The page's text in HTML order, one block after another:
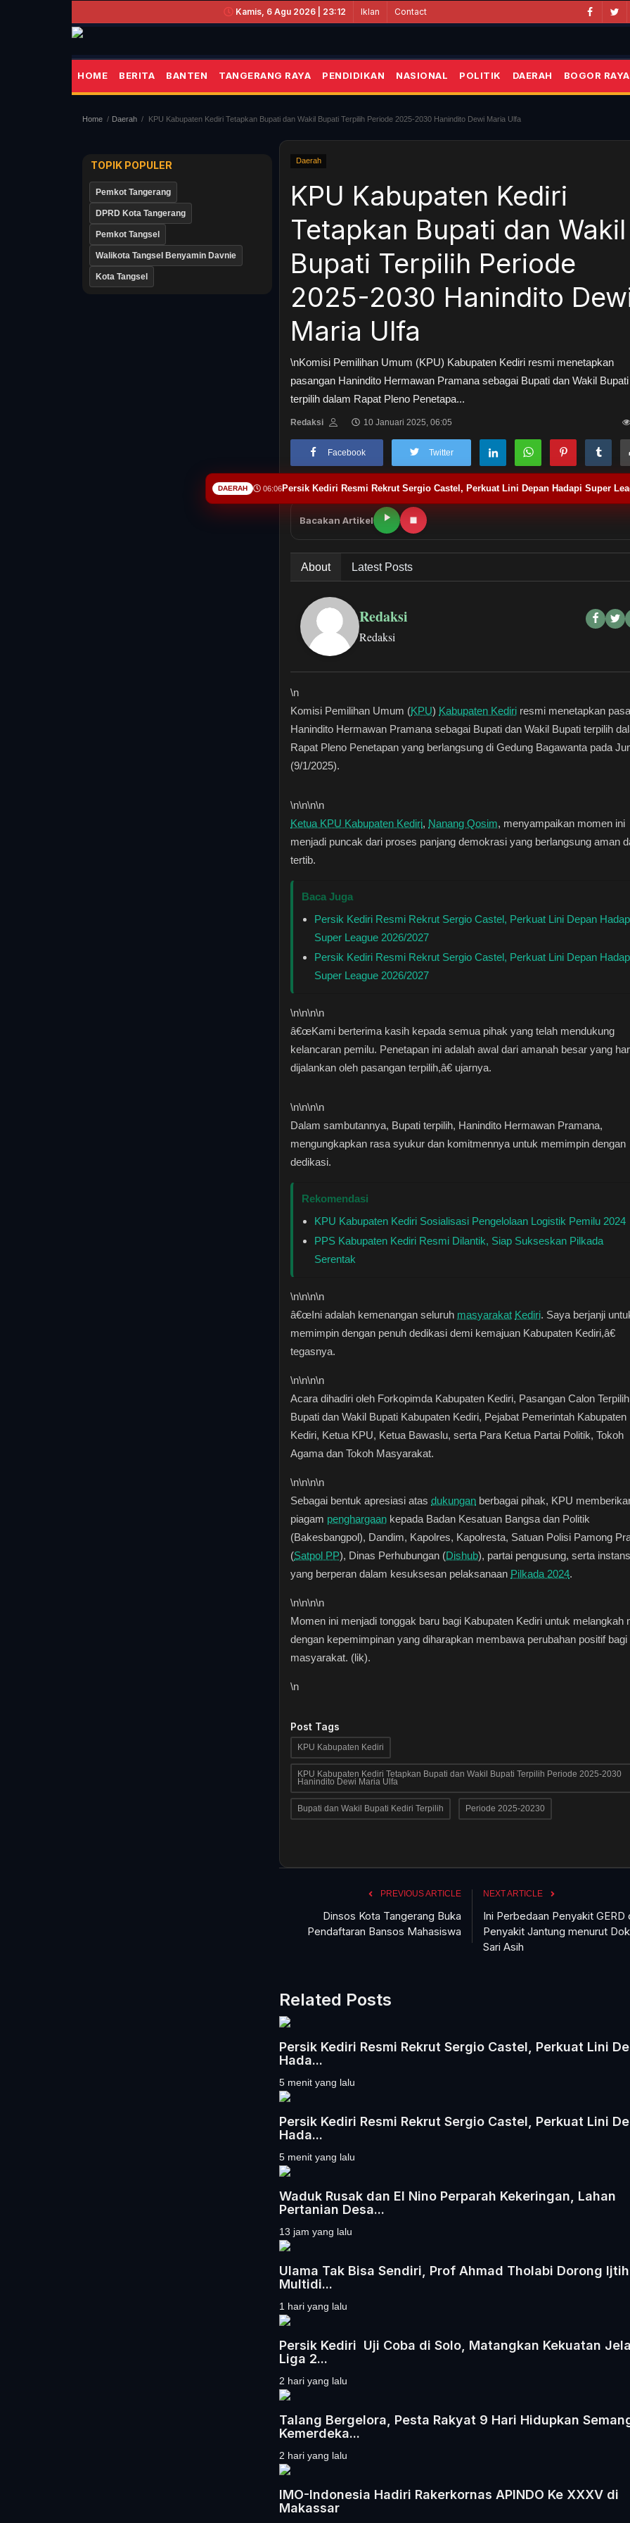
Kamis, 6 Agu 2026 | 23:12 Iklan Contact
HOME BERITA BANTEN TANGERANG RAYA PENDIDIKAN NASIONAL POLITIK DAERAH BOGOR RAYA
Home Daerah KPU Kabupaten Kediri Tetapkan Bupati dan Wakil Bupati Terpilih Periode 2025-2030 Hanindito Dewi Maria Ulfa
TOPIK POPULER
Pemkot Tangerang
DPRD Kota Tangerang
Pemkot Tangsel
Walikota Tangsel Benyamin Davnie
Kota Tangsel
Daerah
KPU Kabupaten Kediri
Tetapkan Bupati dan Wakil
Bupati Terpilih Periode
2025-2030 Hanindito
Maria Ulfa
\nKomisi Pemilihan Umum (KPU) Kabupaten Kediri resmi menetapkan
pasangan Hanindito Hermawan Pramana sebagai Bupati dan Wakil Bupati
terpilih dalam Rapat Pleno Penetapa...
Redaksi 10 Januari 2025, 06:05
Facebook Twitter
Bacakan Artikel
About Latest Posts
Redaksi
Redaksi
\n
Komisi Pemilihan Umum (KPU) Kabupaten Kediri resmi menetapkan
Hanindito Hermawan Pramana sebagai Bupati dan Wakil Bupati terpilih
Rapat Pleno Penetapan yang berlangsung di Gedung Bagawanta pada
(9/1/2025).
\n\n\n\n
Ketua KPU Kabupaten Kediri, Nanang Qosim, menyampaikan momen ini
menjadi puncak dari proses panjang demokrasi yang berlangsung aman
tertib.
Baca Juga
Persik Kediri Resmi Rekrut Sergio Castel, Perkuat Lini Depan
Super League 2026/2027
Persik Kediri Resmi Rekrut Sergio Castel, Perkuat Lini Depan
Super League 2026/2027
\n\n\n\n
â€œKami berterima kasih kepada semua pihak yang telah mendukung
kelancaran pemilu. Penetapan ini adalah awal dari amanah besar yang
dijalankan oleh pasangan terpilih,â€ ujarnya.
\n\n\n\n
Dalam sambutannya, Bupati terpilih, Hanindito Hermawan Pramana,
mengungkapkan rasa syukur dan komitmennya untuk memimpin dengan
dedikasi.
Rekomendasi
KPU Kabupaten Kediri Sosialisasi Pengelolaan Logistik Pemilu 2024
PPS Kabupaten Kediri Resmi Dilantik, Siap Sukseskan Pilkada
Serentak
\n\n\n\n
â€œIni adalah kemenangan seluruh masyarakat Kediri. Saya berjanji
memimpin dengan penuh dedikasi demi kemajuan Kabupaten Kediri,â€
tegasnya.
\n\n\n\n
Acara dihadiri oleh Forkopimda Kabupaten Kediri, Pasangan Calon Terpilih
Bupati dan Wakil Bupati Kabupaten Kediri, Pejabat Pemerintah Kabupaten
Kediri, Ketua KPU, Ketua Bawaslu, serta Para Ketua Partai Politik, Tokoh
Agama dan Tokoh Masyarakat.
\n\n\n\n
Sebagai bentuk apresiasi atas dukungan berbagai pihak, KPU
piagam penghargaan kepada Badan Kesatuan Bangsa dan Politik
(Bakesbangpol), Dandim, Kapolres, Kapolresta, Satuan Polisi Pamong
(Satpol PP), Dinas Perhubungan (Dishub), partai pengusung, serta
yang berperan dalam kesuksesan pelaksanaan Pilkada 2024.
\n\n\n\n
Momen ini menjadi tonggak baru bagi Kabupaten Kediri untuk melangkah
dengan kepemimpinan yang diharapkan membawa perubahan positif bagi
masyarakat. (lik).
\n
Post Tags
KPU Kabupaten Kediri
KPU Kabupaten Kediri Tetapkan Bupati dan Wakil Bupati Terpilih Periode 2025-2030
Hanindito Dewi Maria Ulfa
Bupati dan Wakil Bupati Kediri Terpilih Periode 2025-20230
PREVIOUS ARTICLE
Dinsos Kota Tangerang Buka
Pendaftaran Bansos Mahasiswa
NEXT ARTICLE
Ini Perbedaan Penyakit GERD
Penyakit Jantung menurut
Sari Asih
Related Posts
Persik Kediri Resmi Rekrut Sergio Castel, Perkuat Lini
Hada...
5 menit yang lalu
Persik Kediri Resmi Rekrut Sergio Castel, Perkuat Lini
Hada...
5 menit yang lalu
Waduk Rusak dan El Nino Perparah Kekeringan, Lahan
Pertanian Desa...
13 jam yang lalu
Ulama Tak Bisa Sendiri, Prof Ahmad Tholabi Dorong
Multidi...
1 hari yang lalu
Persik Kediri Uji Coba di Solo, Matangkan Kekuatan
Liga 2...
2 hari yang lalu
Talang Bergelora, Pesta Rakyat 9 Hari Hidupkan
Kemerdeka...
2 hari yang lalu
IMO-Indonesia Hadiri Rakerkornas APINDO Ke XXXV di
Makassar
DAERAH 06:06Persik Kediri Resmi Rekrut Sergio Castel, Perkuat Lini Depan Hadapi Super